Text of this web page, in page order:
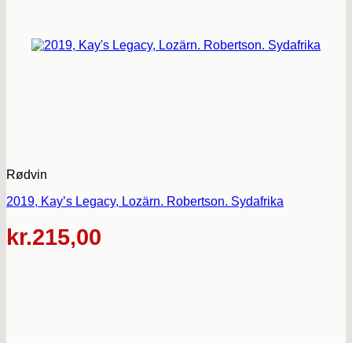
Rødvin
2019, Kay’s Legacy, Lozärn. Robertson. Sydafrika
kr.215,00